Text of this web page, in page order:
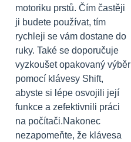
motoriku prstů. Čím častěji
ji budete používat, tím
rychleji se vám dostane do
ruky. Také se doporučuje
vyzkoušet opakovaný výběr
pomocí klávesy Shift,
abyste si lépe osvojili její
funkce a zefektivnili práci
na počítači.Nakonec
nezapomeňte, že klávesa